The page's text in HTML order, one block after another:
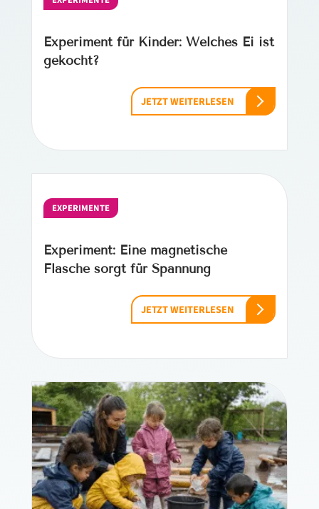
Experiment für Kinder: Welches Ei ist
gekocht?
JETZT WEITERLESEN
EXPERIMENTE
Experiment: Eine magnetische
Flasche sorgt für Spannung
JETZT WEITERLESEN